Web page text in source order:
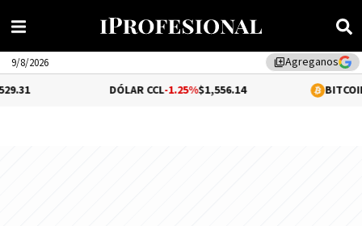
library_addAgreganos
9/8/2026
-1.25%$1,556.14 $64,777.01